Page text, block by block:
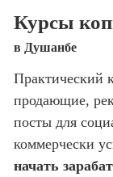
Школа дизайна
Школа
Школа бизнеса
Курсы
в Душанбе
Практический
продающие,
посты для
коммерчески
начать